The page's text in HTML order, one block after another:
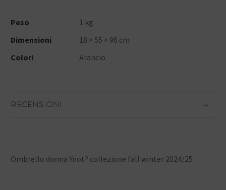
Peso
1 kg
Dimensioni
18 × 55 × 96 cm
Colori
Arancio
RECENSIONI
Ombrello donna Ynot? collezione fall winter 2024/25